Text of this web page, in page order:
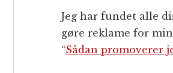
Jeg har fundet alle
gøre reklame for
“Sådan promoverer